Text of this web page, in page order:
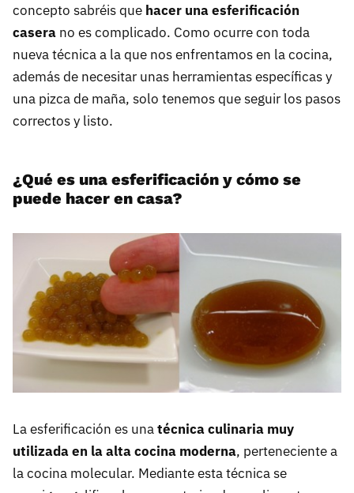
concepto sabréis que hacer una esferificación
casera no es complicado. Como ocurre con toda
nueva técnica a la que nos enfrentamos en la cocina,
además de necesitar unas herramientas específicas y
una pizca de maña, solo tenemos que seguir los pasos
correctos y listo.
¿Qué es una esferificación y cómo se
puede hacer en casa?
La esferificación es unatécnica culinaria muy
utilizada en la alta cocina moderna, perteneciente a
la cocina molecular. Mediante esta técnica se